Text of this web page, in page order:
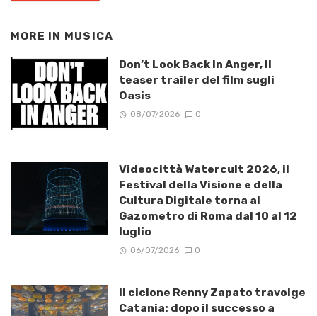
MORE IN MUSICA
Don’t Look Back In Anger, Il
teaser trailer del film sugli
Oasis
08/07/2026 0
Videocittà Watercult 2026, il
Festival della Visione e della
Cultura Digitale torna al
Gazometro di Roma dal 10 al 12
luglio
06/07/2026 0
Il ciclone Renny Zapato travolge
Catania: dopo il successo a